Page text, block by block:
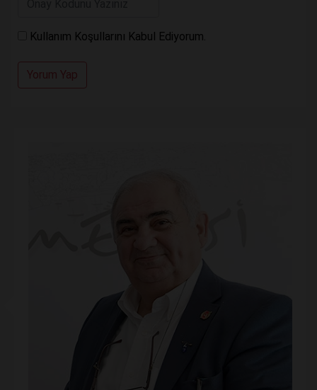
Kullanım Koşullarını Kabul Ediyorum.
Yorum Yap